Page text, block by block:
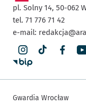
pl. Solny 14, 50-062
tel. 71 776 71 42
e-mail:
Gwardia Wrocław